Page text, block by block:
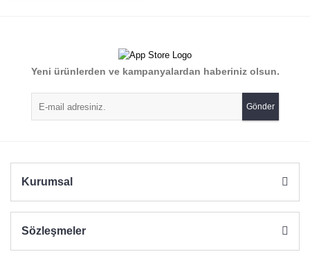
Yeni ürünlerden ve kampanyalardan haberiniz olsun.
Gönder
Kurumsal
Sözleşmeler